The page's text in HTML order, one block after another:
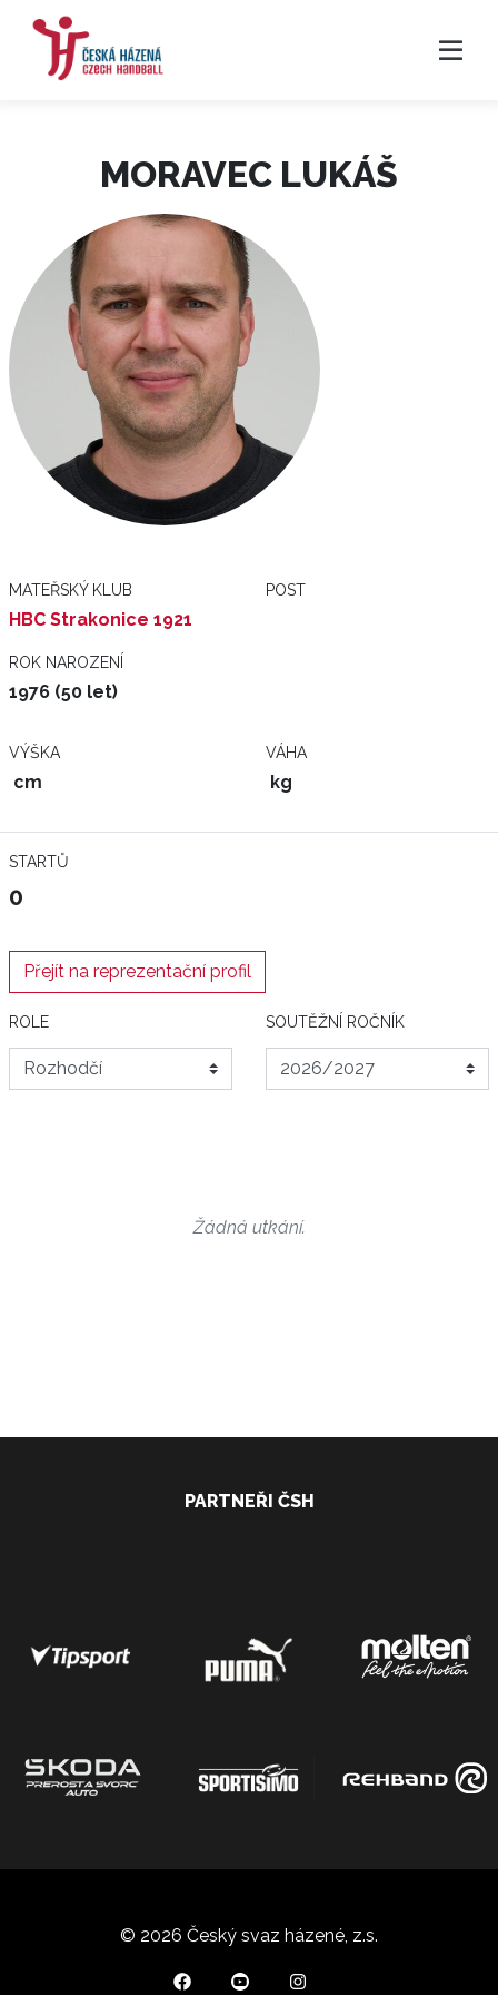
MORAVEC LUKÁŠ
MATEŘSKÝ KLUB
HBC Strakonice 1921
POST
ROK NAROZENÍ
1976 (50 let)
VÝŠKA
cm
VÁHA
kg
STARTŮ
0
Přejít na reprezentační profil
ROLE SOUTĚŽNÍ ROČNÍK
Žádná utkání.
PARTNEŘI ČSH
© 2026 Český svaz házené, z.s.